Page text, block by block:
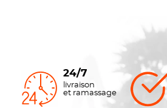
24/7
livraison
et ramassage